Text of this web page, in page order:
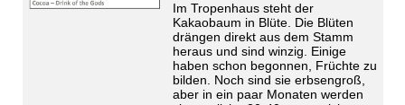
Im Tropenhaus steht der
Kakaobaum in Blüte. Die Blüten
drängen direkt aus dem Stamm
heraus und sind winzig. Einige
haben schon begonnen, Früchte zu
bilden. Noch sind sie erbsengroß,
aber in ein paar Monaten werden